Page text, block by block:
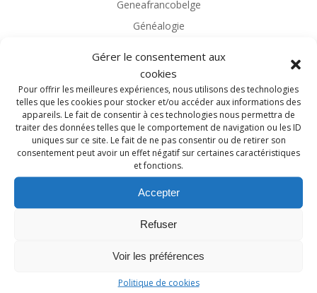
Gérer le consentement aux
cookies
Pour offrir les meilleures expériences, nous utilisons des technologies
telles que les cookies pour stocker et/ou accéder aux informations des
appareils. Le fait de consentir à ces technologies nous permettra de
traiter des données telles que le comportement de navigation ou les ID
uniques sur ce site. Le fait de ne pas consentir ou de retirer son
consentement peut avoir un effet négatif sur certaines caractéristiques
et fonctions.
Accepter
Refuser
Voir les préférences
Politique de cookies
Geneafrancobelge
Généalogie
Généalogies célèbres
Généatique
Guerre 14-18
Héraldique
Heredis
Île-de-France
Librairie
Logiciel
Marius et Lison